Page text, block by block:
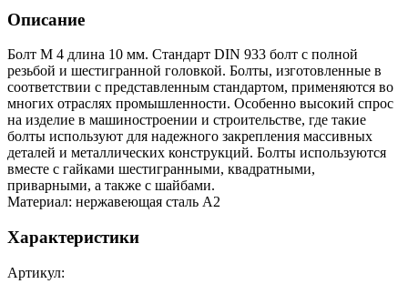
Описание
Болт M 4 длина 10 мм. Стандарт DIN 933 болт с полной
резьбой и шестигранной головкой. Болты, изготовленные в
соответствии с представленным стандартом, применяются во
многих отраслях промышленности. Особенно высокий спрос
на изделие в машиностроении и строительстве, где такие
болты используют для надежного закрепления массивных
деталей и металлических конструкций. Болты используются
вместе с гайками шестигранными, квадратными,
приварными, а также с шайбами.
Материал: нержавеющая сталь А2
Характеристики
Артикул: